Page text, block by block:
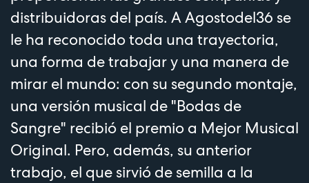
distribuidoras del país. A Agostodel36 se
le ha reconocido toda una trayectoria,
una forma de trabajar y una manera de
mirar el mundo: con su segundo montaje,
una versión musical de "Bodas de
Sangre" recibió el premio a Mejor Musical
Original. Pero, además, su anterior
trabajo, el que sirvió de semilla a la